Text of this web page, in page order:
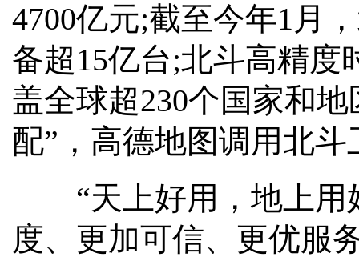
4700亿元;截至今年1月
备超15亿台;北斗高精度
盖全球超230个国家和
配”，高德地图调用北
“天上好用，地上用
度、更加可信、更优服